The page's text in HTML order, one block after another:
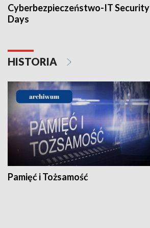
Cyberbezpieczeństwo-IT Security
Days
HISTORIA
Pamięć i Tożsamość